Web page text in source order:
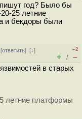
год? Было бы
25 летние
и бекдоры были
ответить][↓]
–2
+ / –
в старых
летние платформы